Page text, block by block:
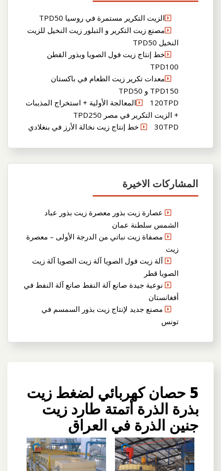
الزيت التكرير مستمرة في روسيا TPD50
مصنع زيت التكرير و التبلور زيت النخيل للزيت
النخيل TPD50
خط إنتاج زيت فول الصويا وبذور القطن
TPD100
معدات تكرير زيت الطعام في باكستان
TPD150 و TPD50
120TPDالمعالجة الأولية + استخراج المذيبات
+ الزيت التكرير في مصر TPD250
30TPD خط إنتاج زيت نخالة الأرز في بنغلادي
المشاركات الاخيرة
عصارة زيت بذور معصرة زيت بذور عباد
الشمس سلطنة عمان
مصفاة زيت نباتي من الدرجة الأولى – معصرة
زيت
آلة زيت فول الصويا آلة زيت الصويا آلة زيت
الصويا قطر
نوعية جيدة صانع آلة النفط صانع آلة النفط في
أفغانستان
مصنع جديد لإنتاج زيت بذور السمسم في
تونس
5 حصان كهربائي لضغط زيت
بذرة الذرة أتمتة طارد زيت
جنين الذرة في العراق